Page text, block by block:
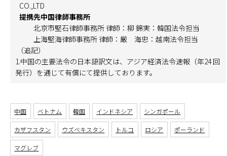
CO.,LTD
提携先中国律師事務所
北京市堅石律師事務所 律師：柳 錦実：韓国法令担当
上海堅海律師事務所 律師：厳 海忠：越南法令担当
（追記）
1.中国の主要法令の日本語訳文は、アジア経済法令速報（年24 回
発行）を通じて有償にて提供しております。
中国 ベトナム 韓国 インドネシア シンガポール
カザフスタン ウズベキスタン トルコ ロシア ポーランド
マグレブ